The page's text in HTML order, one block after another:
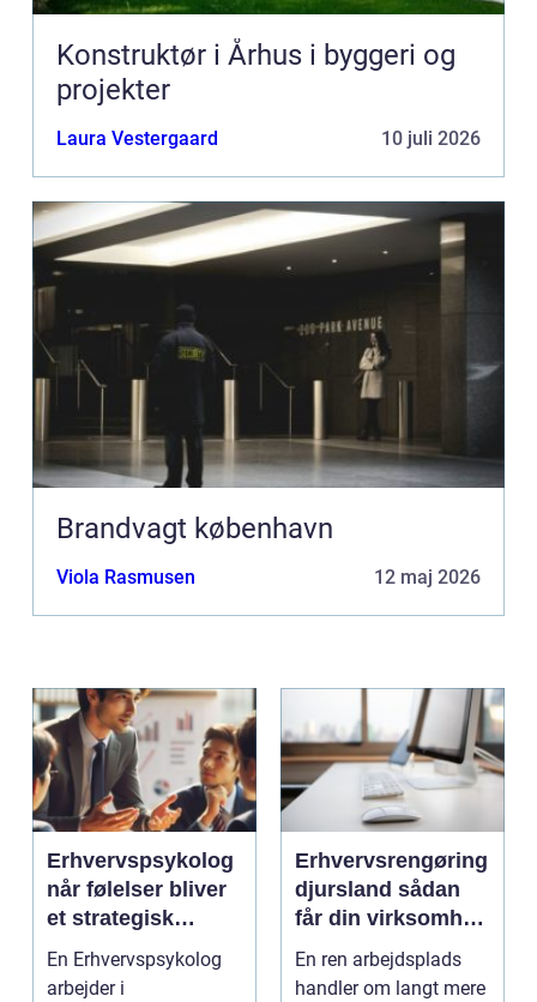
Konstruktør i Århus i byggeri og
projekter
Laura Vestergaard 10 juli 2026
Brandvagt københavn
Viola Rasmusen 12 maj 2026
Erhvervspsykolog
når følelser bliver
et strategisk
værktøj i
arbejdslivet
En Erhvervspsykolog
arbejder i
Erhvervsrengøring
djursland sådan
får din virksomhed
mest muligt ud af
rengøringen
En ren arbejdsplads
handler om langt mere